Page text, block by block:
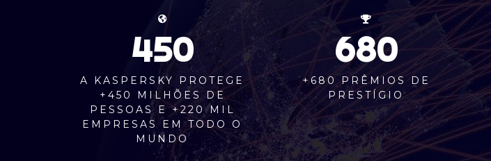
450
A KASPERSKY PROTEGE
+450 MILHÕES DE
PESSOAS E +220 MIL
EMPRESAS EM TODO O
MUNDO
680
+680 PRÊMIOS DE
PRESTÍGIO